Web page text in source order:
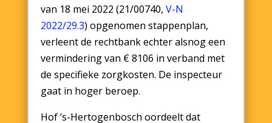
van 18 mei 2022 (21/00740, V-N
2022/29.3) opgenomen stappenplan,
verleent de rechtbank echter alsnog een
vermindering van € 8106 in verband met
de specifieke zorgkosten. De inspecteur
gaat in hoger beroep.
Hof ‘s-Hertogenbosch oordeelt dat